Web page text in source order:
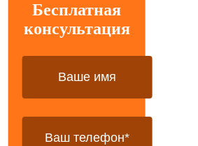
Бесплатная
консультация